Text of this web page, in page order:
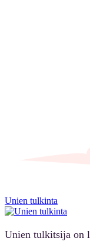
Unien tulkinta
Unien tulkitsija on